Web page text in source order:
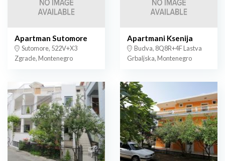
Apartman Sutomore
Sutomore, 522V+X3
Zgrade, Montenegro
Apartmani Ksenija
Budva, 8Q8R+4F Lastva
Grbaljska, Montenegro